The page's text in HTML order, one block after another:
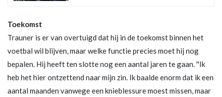
Toekomst
Trauner is er van overtuigd dat hij in de toekomst binnen het
voetbal wil blijven, maar welke functie precies moet hij nog
bepalen. Hij heeft ten slotte nog een aantal jaren te gaan. ''Ik
heb het hier ontzettend naar mijn zin. Ik baalde enorm dat ik een
aantal maanden vanwege een knieblessure moest missen, maar